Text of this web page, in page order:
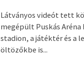
Látványos videót tett
megépült Puskás
stadion, a játéktér és a
öltözőkbe is...